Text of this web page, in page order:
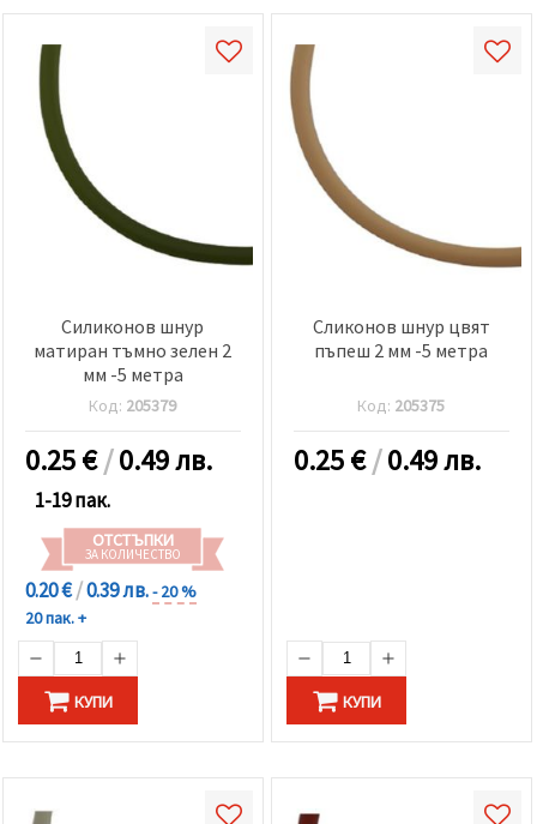
Силиконов шнур
матиран тъмно зелен 2
мм -5 метра
Код: 205379
0.25€/0.49 лв.
1-19 пак.
ОТСТЪПКИ
ЗА КОЛИЧЕСТВО
0.20 €/0.39 лв.- 20 %
20 пак. +
КУПИ
Сликонов шнур цвят
пъпеш 2 мм -5 метра
Код: 205375
0.25€/0.49 лв.
КУПИ